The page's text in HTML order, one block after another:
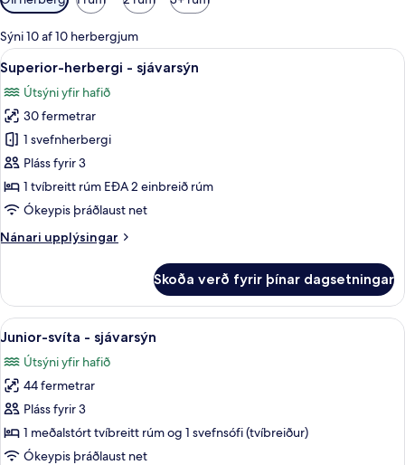
í
boði
fyrir
herbergi
Sýni 10 af 10 herbergjum
Skoða
allar
myndir
fyrir
Superior-
herbergi
-
sjávarsýn
Superior-herbergi - sjávarsýn | 1
5
Superior-herbergi - sjávarsýn
Útsýni yfir hafið
30 fermetrar
1 svefnherbergi
Pláss fyrir 3
1 tvíbreitt rúm EÐA 2 einbreið rúm
Ókeypis þráðlaust net
Nánari upplýsingar
Nánari
herbergi
sjávarsýn
Skoða verð fyrir þínar dagsetningar
Skoða
allar
myndir
fyrir
Junior-
svíta
-
Junior-svíta - sjávarsýn | 1
5
Junior-svíta - sjávarsýn
Útsýni yfir hafið
44 fermetrar
Pláss fyrir 3
1 meðalstórt tvíbreitt rúm og 1 svefnsófi (tvíbreiður)
Ókeypis þráðlaust net